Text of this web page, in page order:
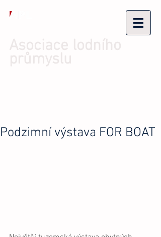
Podzimní výstava FOR BOAT